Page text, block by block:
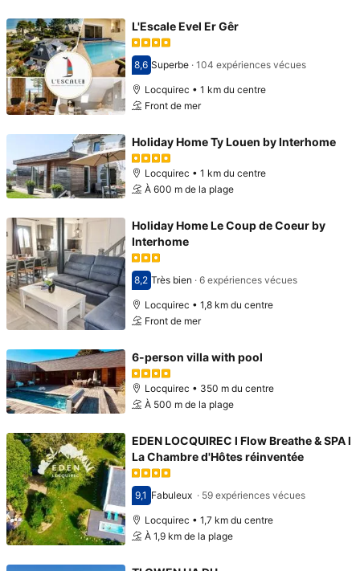
L'Escale Evel Er Gêr
Avec une note de 8,6
8,6 Superbe· 104 expériences vécues
Locquirec • 1 km du centre
Front de mer
Holiday Home Ty Louen by Interhome
Locquirec • 1 km du centre
À 600 m de la plage
Holiday Home Le Coup de Coeur by
Interhome
Avec une note de 8,2
8,2 Très bien · 6 expériences vécues
Locquirec • 1,8 km du centre
Front de mer
6-person villa with pool
Locquirec • 350 m du centre
À 500 m de la plage
EDEN LOCQUIREC l Flow Breathe & SPA l
La Chambre d'Hôtes réinventée
Avec une note de 9,1
9,1 Fabuleux · 59 expériences vécues
Locquirec • 1,7 km du centre
À 1,9 km de la plage